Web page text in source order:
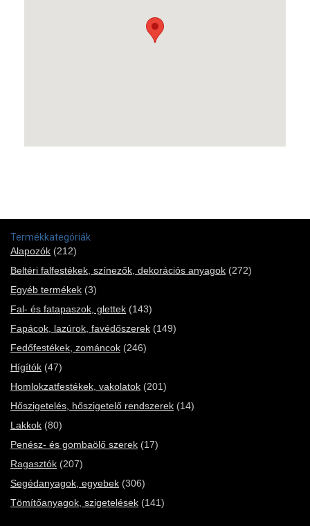
Termékkategóriák
Alapozók (212)
Beltéri falfestékek, színezők, dekorációs anyagok (272)
Egyéb termékek (3)
Fal- és fatapaszok, glettek (143)
Fapácok, lazúrok, favédőszerek (149)
Fedőfestékek, zománcok (246)
Hígítók (47)
Homlokzatfestékek, vakolatok (201)
Hőszigetelés, hőszigetelő rendszerek (14)
Lakkok (80)
Penész- és gombaölő szerek (17)
Ragasztók (207)
Segédanyagok, egyebek (306)
Tömítőanyagok, szigetelések (141)